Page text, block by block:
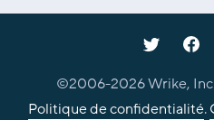
©2006-2026Wrike,
Politique de confidentialité.